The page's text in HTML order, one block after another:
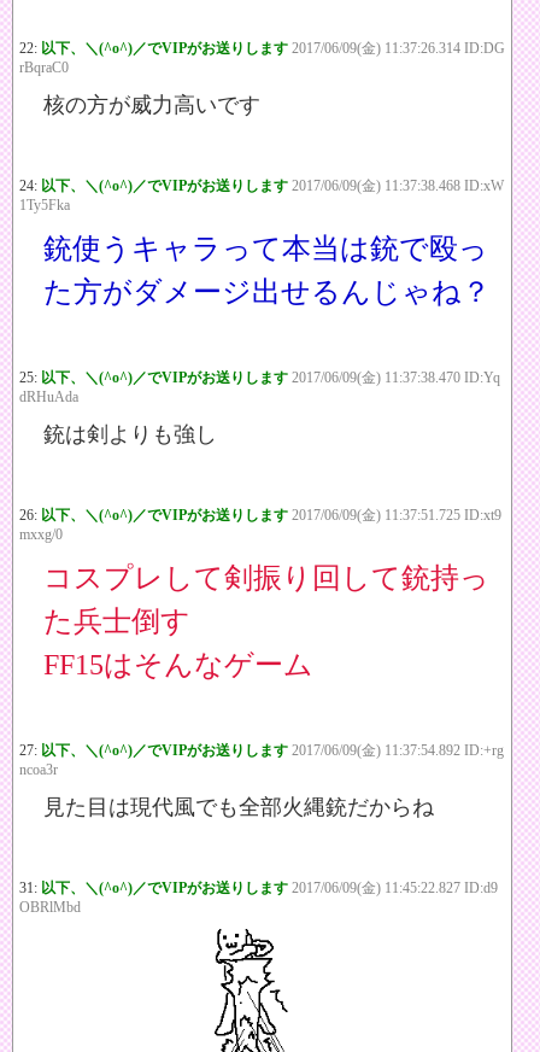
22: 以下、＼(^o^)／でVIPがお送りします 2017/06/09(金) 11:37:26.314 ID:DG
rBqraC0
核の方が威力高いです
24: 以下、＼(^o^)／でVIPがお送りします 2017/06/09(金) 11:37:38.468 ID:xW
1Ty5Fka
銃使うキャラって本当は銃で殴っ
た方がダメージ出せるんじゃね？
25: 以下、＼(^o^)／でVIPがお送りします 2017/06/09(金) 11:37:38.470 ID:Yq
dRHuAda
銃は剣よりも強し
26: 以下、＼(^o^)／でVIPがお送りします 2017/06/09(金) 11:37:51.725 ID:xt9
mxxg/0
コスプレして剣振り回して銃持っ
た兵士倒す
FF15はそんなゲーム
27: 以下、＼(^o^)／でVIPがお送りします 2017/06/09(金) 11:37:54.892 ID:+rg
ncoa3r
見た目は現代風でも全部火縄銃だからね
31: 以下、＼(^o^)／でVIPがお送りします 2017/06/09(金) 11:45:22.827 ID:d9
OBRlMbd